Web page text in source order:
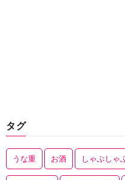
タグ
うな重 お酒 しゃぶしゃ